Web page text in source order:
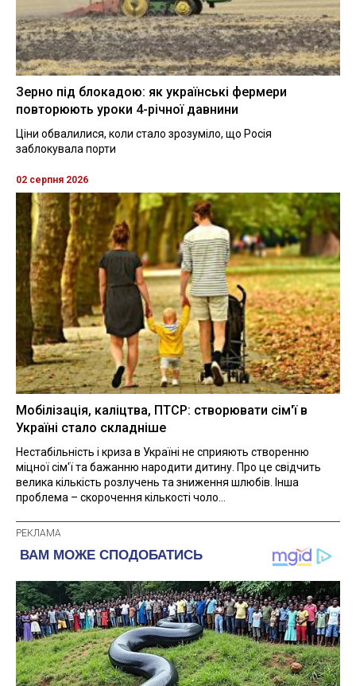
Зерно під блокадою: як українські фермери
повторюють уроки 4-річної давнини
Ціни обвалилися, коли стало зрозуміло, що Росія
заблокувала порти
02 серпня 2026
Мобілізація, каліцтва, ПТСР: створювати сім'ї в
Україні стало складніше
Нестабільність і криза в Україні не сприяють створенню
міцної сім'ї та бажанню народити дитину. Про це свідчить
велика кількість розлучень та зниження шлюбів. Інша
проблема – скорочення кількості чоло...